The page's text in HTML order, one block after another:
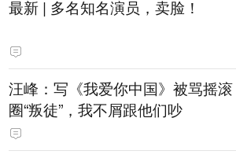
最新 | 多名知名演员，卖脸！
汪峰：写《我爱你中国》被骂摇滚
圈“叛徒”，我不屑跟他们吵